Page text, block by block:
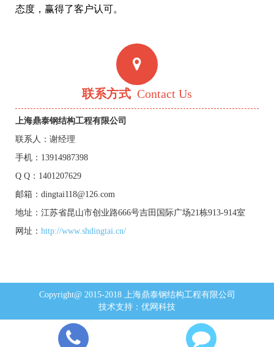
态度，赢得了客户认可。
联系方式 Contact Us
上海鼎泰钢结构工程有限公司
联系人：谢经理
手机：13914987398
Q Q：1401207629
邮箱：dingtai118@126.com
地址：江苏省昆山市创业路666号吉田国际广场21栋913-914室
网址： http://www.shdingtai.cn/
Copyright@ 2015-2018 上海鼎泰钢结构工程有限公司
技术支持： 优网科技